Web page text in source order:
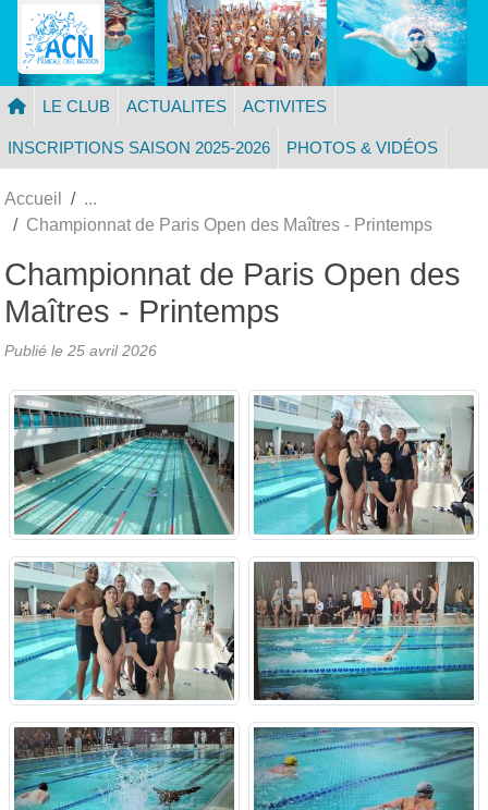
LE CLUB ACTUALITES ACTIVITES
INSCRIPTIONS SAISON 2025-2026 PHOTOS & VIDÉOS
Accueil
Championnat de Paris Open des Maîtres - Printemps
Championnat de Paris Open des
Maîtres - Printemps
Publié le 25 avril 2026
Panneau de gestion des cookies